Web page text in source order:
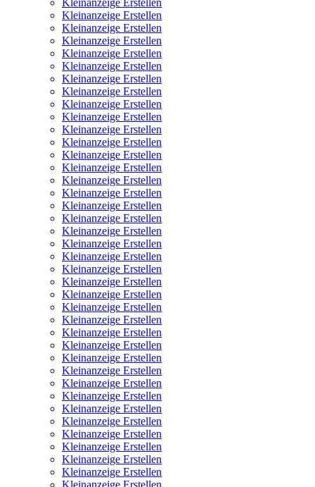
Kleinanzeige Erstellen
Kleinanzeige Erstellen
Kleinanzeige Erstellen
Kleinanzeige Erstellen
Kleinanzeige Erstellen
Kleinanzeige Erstellen
Kleinanzeige Erstellen
Kleinanzeige Erstellen
Kleinanzeige Erstellen
Kleinanzeige Erstellen
Kleinanzeige Erstellen
Kleinanzeige Erstellen
Kleinanzeige Erstellen
Kleinanzeige Erstellen
Kleinanzeige Erstellen
Kleinanzeige Erstellen
Kleinanzeige Erstellen
Kleinanzeige Erstellen
Kleinanzeige Erstellen
Kleinanzeige Erstellen
Kleinanzeige Erstellen
Kleinanzeige Erstellen
Kleinanzeige Erstellen
Kleinanzeige Erstellen
Kleinanzeige Erstellen
Kleinanzeige Erstellen
Kleinanzeige Erstellen
Kleinanzeige Erstellen
Kleinanzeige Erstellen
Kleinanzeige Erstellen
Kleinanzeige Erstellen
Kleinanzeige Erstellen
Kleinanzeige Erstellen
Kleinanzeige Erstellen
Kleinanzeige Erstellen
Kleinanzeige Erstellen
Kleinanzeige Erstellen
Kleinanzeige Erstellen